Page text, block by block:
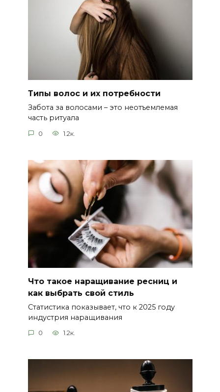
Типы волос и их потребности
Забота за волосами – это неотъемлемая
часть ритуала
0 1.2к.
Что такое наращивание ресниц и
как выбрать свой стиль
Статистика показывает, что к 2025 году
индустрия наращивания
0 1.2к.